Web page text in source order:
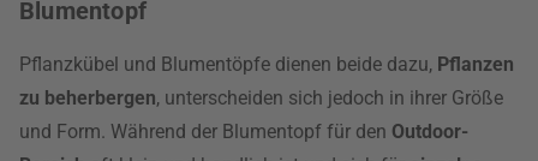
Blumentopf
Pflanzkübel und Blumentöpfe dienen beide dazu, Pflanzen
zu beherbergen, unterscheiden sich jedoch in ihrer Größe
und Form. Während der Blumentopf für den Outdoor-